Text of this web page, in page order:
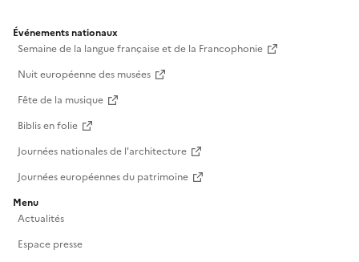
Événements nationaux
Semaine de la langue française et de la Francophonie
Nuit européenne des musées
Fête de la musique
Biblis en folie
Journées nationales de l'architecture
Journées européennes du patrimoine
Menu
Actualités
Espace presse